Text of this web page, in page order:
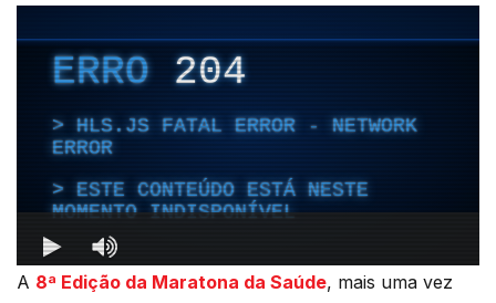
A 8ª Edição da Maratona da Saúde, mais uma vez